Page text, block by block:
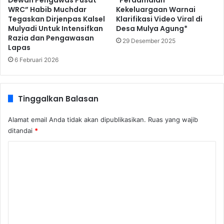
WRC” Habib Muchdar
Tegaskan Dirjenpas Kalsel
Mulyadi Untuk Intensifkan
Razia dan Pengawasan
Lapas
6 Februari 2026
Kekeluargaan Warnai
Klarifikasi Video Viral di
Desa Mulya Agung*
29 Desember 2025
Tinggalkan Balasan
Alamat email Anda tidak akan dipublikasikan. Ruas yang wajib
ditandai *